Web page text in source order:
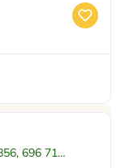
696 71